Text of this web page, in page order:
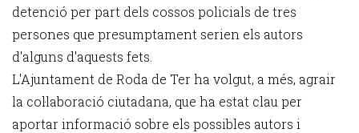
detenció per part dels cossos policials de tres
persones que presumptament serien els autors
d'alguns d'aquests fets.
L'Ajuntament de Roda de Ter ha volgut, a més, agrair
la col·laboració ciutadana, que ha estat clau per
aportar informació sobre els possibles autors i